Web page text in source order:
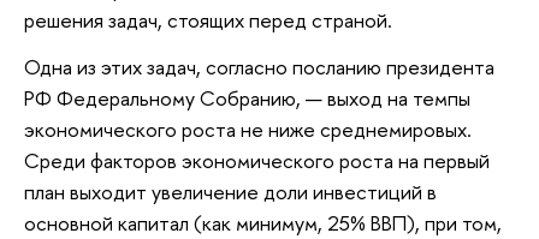
решения задач, стоящих перед страной.
Одна из этих задач, согласно посланию президента
РФ Федеральному Собранию, — выход на темпы
экономического роста не ниже среднемировых.
Среди факторов экономического роста на первый
план выходит увеличение доли инвестиций в
основной капитал (как минимум, 25% ВВП), при том,